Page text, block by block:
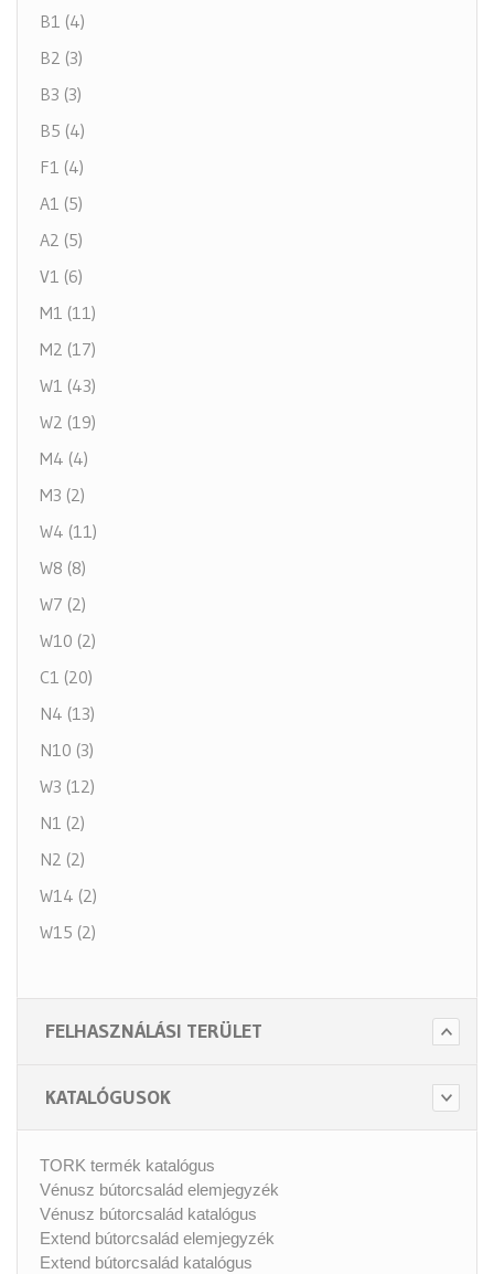
B1 (4)
B2 (3)
B3 (3)
B5 (4)
F1 (4)
A1 (5)
A2 (5)
V1 (6)
M1 (11)
M2 (17)
W1 (43)
W2 (19)
M4 (4)
M3 (2)
W4 (11)
W8 (8)
W7 (2)
W10 (2)
C1 (20)
N4 (13)
N10 (3)
W3 (12)
N1 (2)
N2 (2)
W14 (2)
W15 (2)
FELHASZNÁLÁSI TERÜLET
KATALÓGUSOK
TORK termék katalógus
Vénusz bútorcsalád elemjegyzék
Vénusz bútorcsalád katalógus
Extend bútorcsalád elemjegyzék
Extend bútorcsalád katalógus